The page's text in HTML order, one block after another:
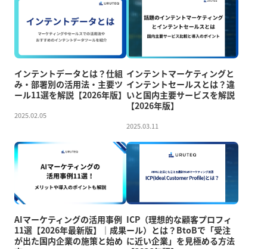
インテントデータとは？仕組
み・部署別の活用法・主要ツ
ール11選を解説【2026年版】
2025.02.05
インテントマーケティングと
インテントセールスとは？違
いと国内主要サービスを解説
【2026年版】
2025.03.11
AIマーケティングの活用事例
11選【2026年最新版】｜成果
が出た国内企業の施策と始め
ICP（理想的な顧客プロフィ
ール）とは？BtoBで「受注
に近い企業」を見極める方法